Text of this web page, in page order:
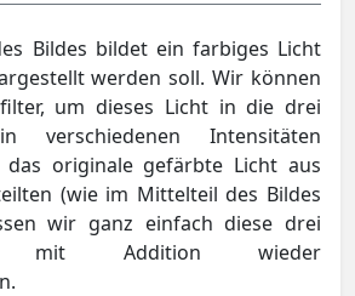
Bildes bildet ein farbiges Licht
werden soll. Wir können
um dieses Licht in die drei
verschiedenen Intensitäten
das originale gefärbte Licht aus
(wie im Mittelteil des Bildes
wir ganz einfach diese drei
mit Addition wieder